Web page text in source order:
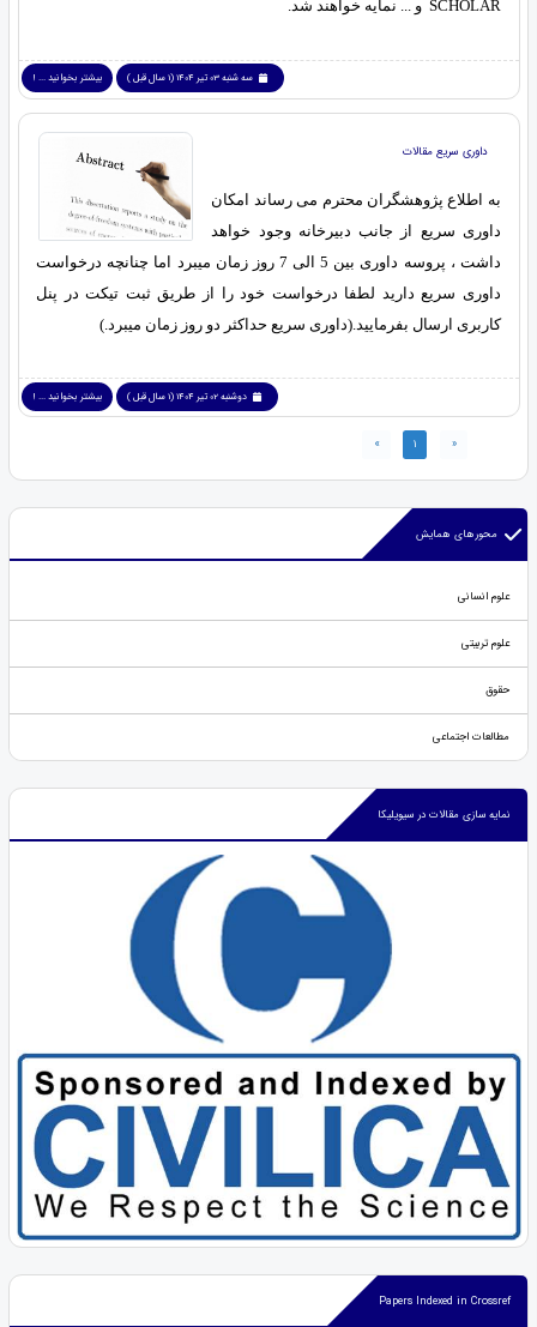
SCHOLAR و ... نمایه خواهند شد.
سه شنبه 03 تیر 1404 (1 سال قبل ) بیشتر بخوانید ... !
داوری سریع مقالات
به اطلاع پژوهشگران محترم می رساند امکان
داوری سریع از جانب دبیرخانه وجود خواهد
داشت ، پروسه داوری بین 5 الی 7 روز زمان میبرد اما چنانچه درخواست
داوری سریع دارید لطفا درخواست خود را از طریق ثبت تیکت در پنل
کاربری ارسال بفرمایید.(داوری سریع حداکثر دو روز زمان میبرد.)
دوشنبه 02 تیر 1404 (1 سال قبل ) بیشتر بخوانید ... !
«
1
»
محورهای همایش
علوم انسانی
علوم تربیتی
حقوق
مطالعات اجتماعی
نمایه سازی مقالات در سیویلیکا
Papers Indexed in Crossref